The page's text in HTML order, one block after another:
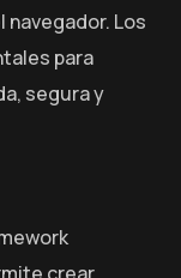
Los
para
segura y